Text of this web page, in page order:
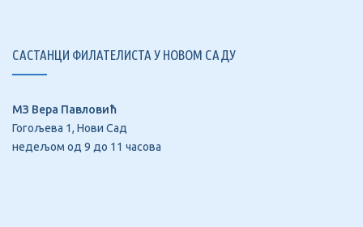
САСТАНЦИ ФИЛАТЕЛИСТА У НОВОМ САДУ
МЗ Вера Павловић
Гогољева 1, Нови Сад
недељом од 9 до 11 часова